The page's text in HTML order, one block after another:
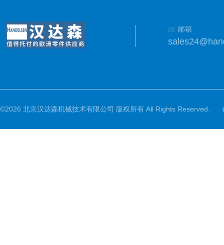
邮箱
©2026 北京汉达森机械技术有限公司 版权所有 All Rights Reserved.